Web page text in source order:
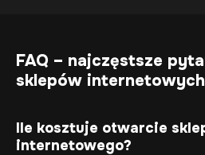
FAQ – najczęstsze
sklepów internetowych
Ile kosztuje otwarcie
internetowego?